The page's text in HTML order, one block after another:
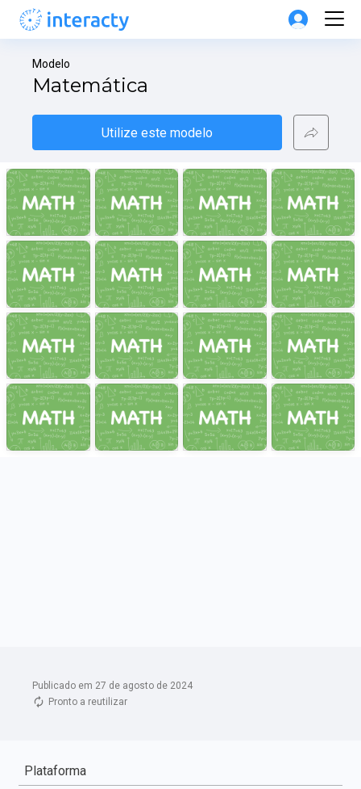
Publicado em 27 de agosto de 2024
Pronto a reutilizar
Modelo
Matemática
Utilize este modelo
Plataforma